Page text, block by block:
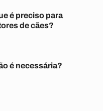
é preciso para
de cães?
é necessária?